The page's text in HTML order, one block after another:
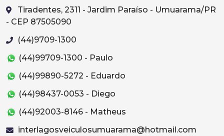
Tiradentes, 2311 - Jardim Paraíso - Umuarama/PR
- CEP 87505090
(44)9709-1300
(44)99709-1300 - Paulo
(44)99890-5272 - Eduardo
(44)98437-0053 - Diego
(44)92003-8146 - Matheus
interlagosveiculosumuarama@hotmail.com